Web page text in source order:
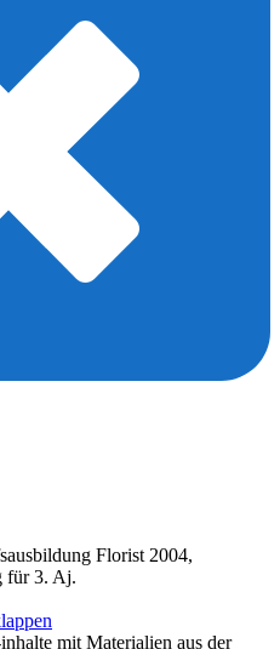
Florist 2004,
für 3. Aj.
mit Materialien aus der